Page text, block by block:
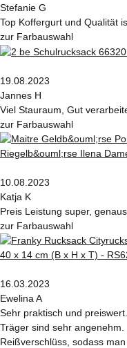
Stefanie G
Top Koffergurt und Qualität
zur Farbauswahl
19.08.2023
Jannes H
Viel Stauraum, Gut
zur Farbauswahl
10.08.2023
Katja K
Preis Leistung super,
zur Farbauswahl
16.03.2023
Ewelina A
Sehr praktisch und
Träger sind sehr
Reißverschlüss, sodass